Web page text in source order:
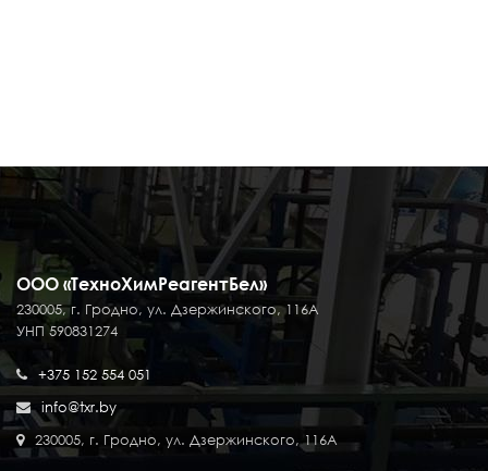
ООО «ТехноХимРеагентБел»
230005, г. Гродно, ул. Дзержинского, 116А
УНП 590831274
+375 152 554 051
info@txr.by
230005, г. Гродно, ул. Дзержинского, 116А